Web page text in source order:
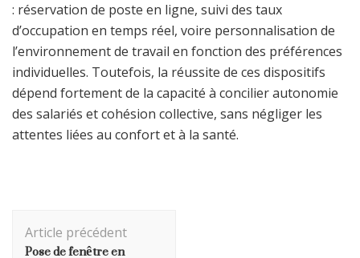
: réservation de poste en ligne, suivi des taux
d’occupation en temps réel, voire personnalisation de
l’environnement de travail en fonction des préférences
individuelles. Toutefois, la réussite de ces dispositifs
dépend fortement de la capacité à concilier autonomie
des salariés et cohésion collective, sans négliger les
attentes liées au confort et à la santé.
d'article
Article précédent
Pose de fenêtre en